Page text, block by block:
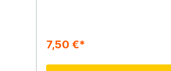
7,50 €*